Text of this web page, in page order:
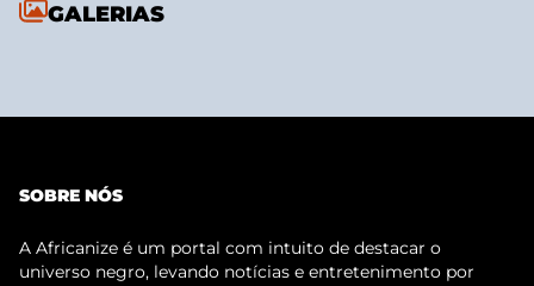
GALERIAS
SOBRE NÓS
A Africanize é um portal com intuito de destacar o
universo negro, levando notícias e entretenimento por